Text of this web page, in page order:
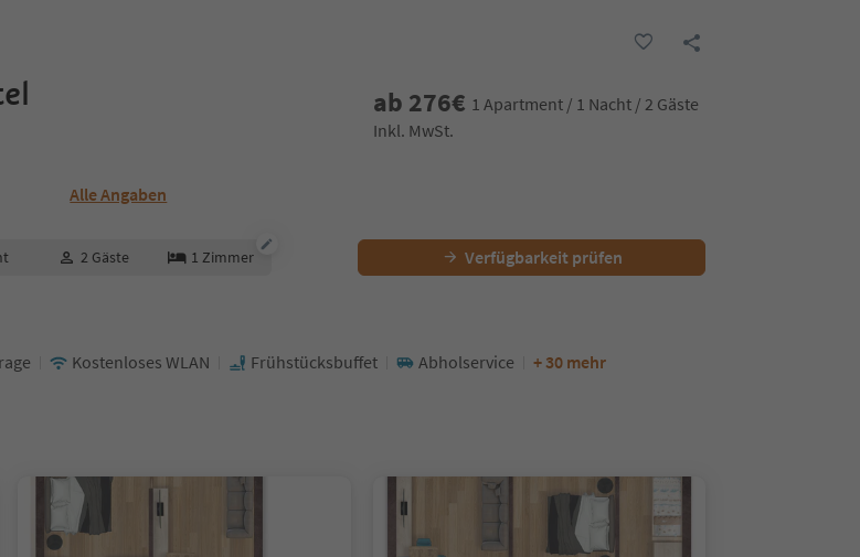
Alle Angaben
ab 276€ 1 Apartment / 1 Nacht / 2 Gäste
Inkl. MwSt.
2 Gäste 1 Zimmer Verfügbarkeit prüfen
Kostenloses WLAN Frühstücksbuffet Abholservice + 30 mehr